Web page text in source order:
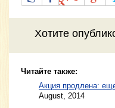
Хотите
Читайте также:
Акция продлена:
August, 2014